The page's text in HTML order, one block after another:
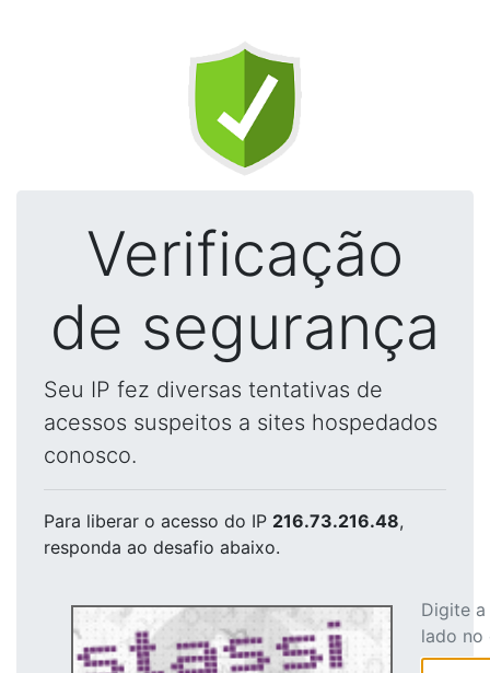
Verificação
de segurança
Seu IP fez diversas tentativas de
acessos suspeitos a sites hospedados
conosco.
Para liberar o acesso do IP 216.73.216.48,
responda ao desafio abaixo.
Digite
lado no